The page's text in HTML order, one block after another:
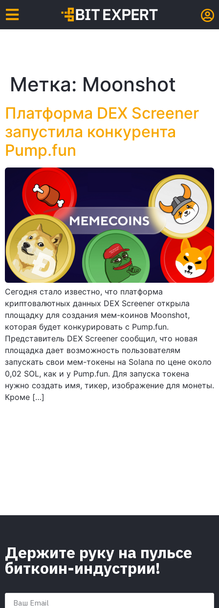
Метка: Moonshot
Платформа DEX Screener
запустила конкурента
Pump.fun
Сегодня стало известно, что платформа
криптовалютных данных DEX Screener открыла
площадку для создания мем-коинов Moonshot,
которая будет конкурировать с Pump.fun.
Представитель DEX Screener сообщил, что новая
площадка дает возможность пользователям
запускать свои мем-токены на Solana по цене около
0,02 SOL, как и у Pump.fun. Для запуска токена
нужно создать имя, тикер, изображение для монеты.
Кроме […]
Держите руку на пульсе
биткоин-индустрии!